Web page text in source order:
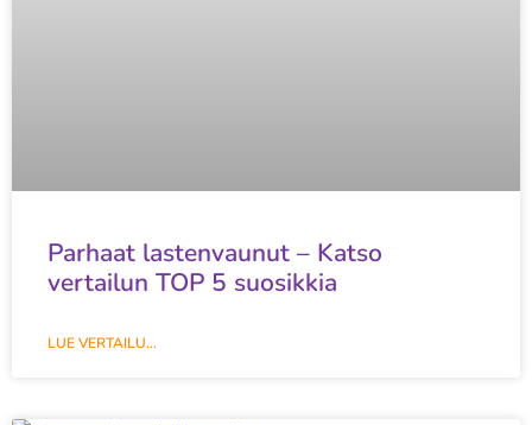
Parhaat lastenvaunut – Katso
vertailun TOP 5 suosikkia
LUE VERTAILU...